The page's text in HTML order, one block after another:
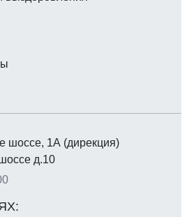
шоссе, 1А (дирекция)
д.10